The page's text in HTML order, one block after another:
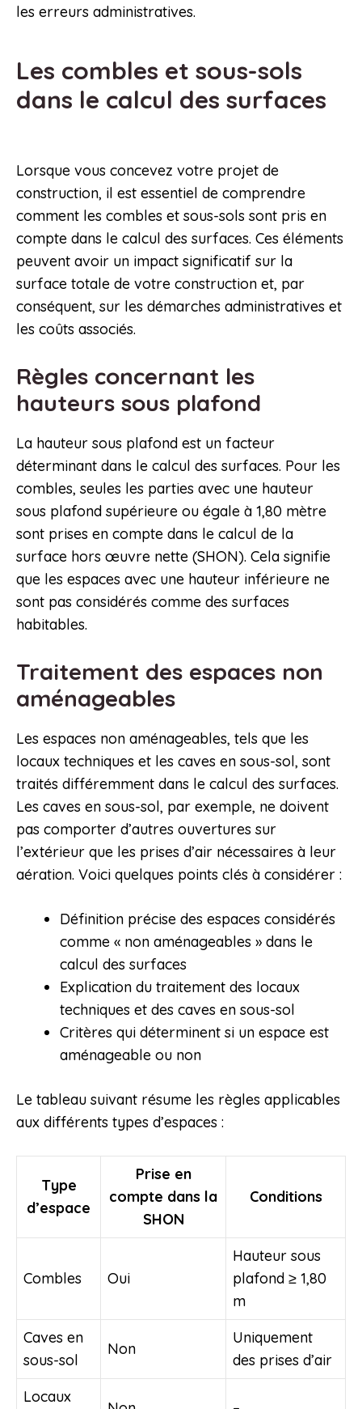
les erreurs administratives.
Les combles et sous-sols
dans le calcul des surfaces
Lorsque vous concevez votre projet de
construction, il est essentiel de comprendre
comment les combles et sous-sols sont pris en
compte dans le calcul des surfaces. Ces éléments
peuvent avoir un impact significatif sur la
surface totale de votre construction et, par
conséquent, sur les démarches administratives et
les coûts associés.
Règles concernant les
hauteurs sous plafond
La hauteur sous plafond est un facteur
déterminant dans le calcul des surfaces. Pour les
combles, seules les parties avec une hauteur
sous plafond supérieure ou égale à 1,80 mètre
sont prises en compte dans le calcul de la
surface hors œuvre nette (SHON). Cela signifie
que les espaces avec une hauteur inférieure ne
sont pas considérés comme des surfaces
habitables.
Traitement des espaces non
aménageables
Les espaces non aménageables, tels que les
locaux techniques et les caves en sous-sol, sont
traités différemment dans le calcul des surfaces.
Les caves en sous-sol, par exemple, ne doivent
pas comporter d’autres ouvertures sur
l’extérieur que les prises d’air nécessaires à leur
aération. Voici quelques points clés à considérer :
Définition précise des espaces considérés
comme « non aménageables » dans le
calcul des surfaces
Explication du traitement des locaux
techniques et des caves en sous-sol
Critères qui déterminent si un espace est
aménageable ou non
Le tableau suivant résume les règles applicables
aux différents types d’espaces :
Type
d’espace
Prise en
compte dans la
SHON
Conditions
Combles Oui
Hauteur sous
plafond ≥ 1,80
m
Caves en
sous-sol
Non
Uniquement
des prises d’air
Locaux